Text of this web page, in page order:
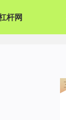
杆网